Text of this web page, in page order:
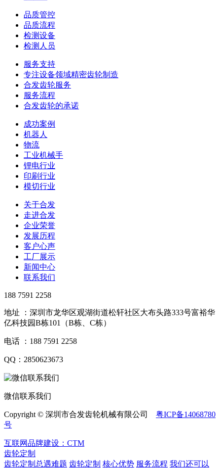
品质管控
品质流程
检测设备
检测人员
服务支持
专注设备领域精密齿轮制造
合发齿轮服务
服务流程
合发齿轮的承诺
成功案例
机器人
物流
工业机械手
锂电行业
印刷行业
模切行业
关于合发
走进合发
企业荣誉
发展历程
客户心声
工厂展示
新闻中心
联系我们
188 7591 2258
地址 ：深圳市龙华区观湖街道松轩社区大布头路333号富裕华
亿科技园B栋101（B栋、C栋）
电话 ：188 7591 2258
QQ：2850623673
微信联系我们
Copyright © 深圳市合发齿轮机械有限公司 粤ICP备14068780
号
互联网品牌建设：CTM
齿轮定制
齿轮定制总遇难题 齿轮定制 核心优势 服务流程 我们还可以